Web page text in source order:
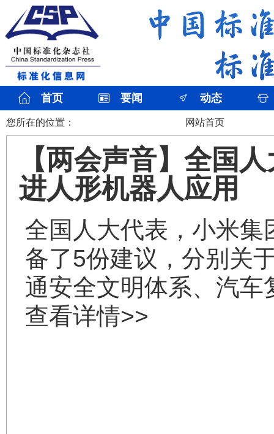
首页 要闻 动态
您所在的位置： 网站首页
【两会声音】全国
进人形机器人应用
全国人大代表，小米
备了5份建议，分别关
通安全文明体系、汽
查看详情>>